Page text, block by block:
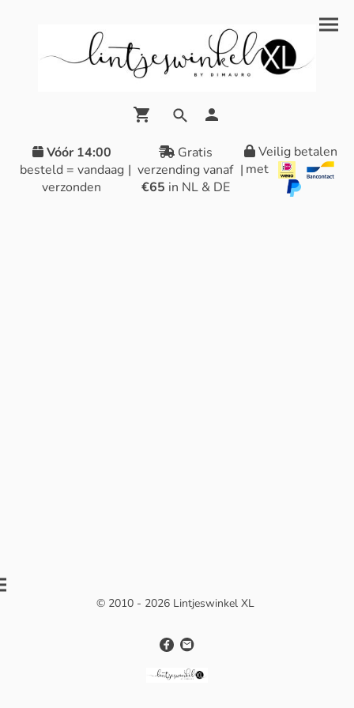
Vóór 14:00
besteld = vandaag
verzonden
|
Gratis
verzending vanaf
€65 in NL & DE
|
Veilig betalen
met
© 2010 - 2026 Lintjeswinkel XL